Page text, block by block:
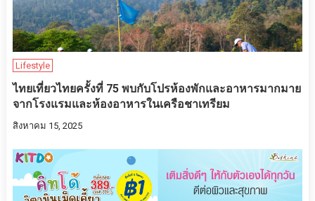
Lifestyle
ไทยเที่ยวไทยครั้งที่ 75 พบกับโปรห้องพักและอาหารมากมาย
จากโรงแรมและห้องอาหารในเครือชาเทรียม
สิงหาคม 15, 2025